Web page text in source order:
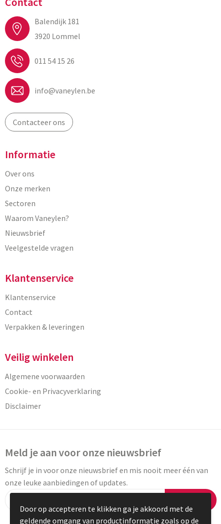
Balendijk 181
3920 Lommel
011 54 15 26
info@vaneylen.be
Contacteer ons
Informatie
Over ons
Onze merken
Sectoren
Waarom Vaneylen?
Nieuwsbrief
Veelgestelde vragen
Klantenservice
Klantenservice
Contact
Verpakken & leveringen
Veilig winkelen
Algemene voorwaarden
Cookie- en Privacyverklaring
Disclaimer
Meld je aan voor onze nieuwsbrief
Schrijf je in voor onze nieuwsbrief en mis nooit meer één van
onze leuke aanbiedingen of updates.
Door op accepteren te klikken ga je akkoord met de
geldende omgang van productinformatie zoals op de